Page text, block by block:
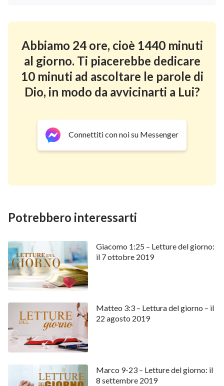
Abbiamo 24 ore, cioè 1440 minuti
al giorno. Ti piacerebbe dedicare
10 minuti ad ascoltare le parole di
Dio, in modo da avvicinarti a Lui?
Connettiti con noi su Messenger
Potrebbero interessarti
Giacomo 1:25 – Letture del giorno:
il 7 ottobre 2019
Matteo 3:3 – Lettura del giorno – il
22 agosto 2019
Marco 9-23 – Letture del giorno: il
8 settembre 2019